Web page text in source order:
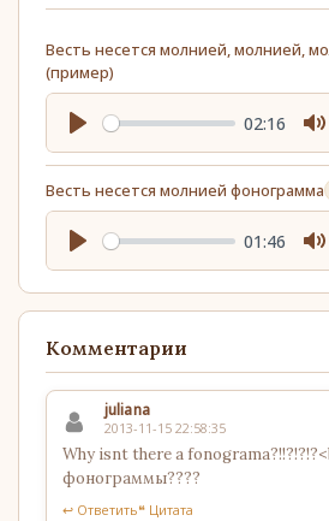
Весть несется молнией, молнией,
(пример)
02:16
Весть несется молнией фонограмма
01:46
Комментарии
juliana
2013-11-15 22:58:35
Why isnt there a
фонограммы????
↩ Ответить❝ Цитата